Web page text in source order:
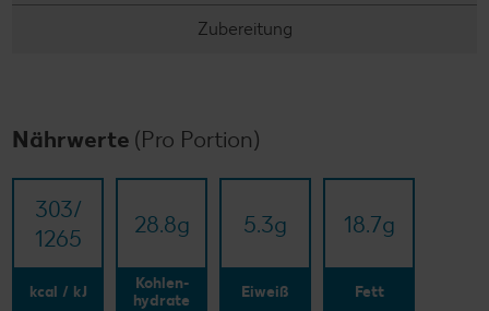
Zubereitung
Nährwerte (Pro Portion)
303/​
1265
kcal / kJ
28.8g
Kohlen-
hydrate
5.3g
Eiweiß
18.7g
Fett